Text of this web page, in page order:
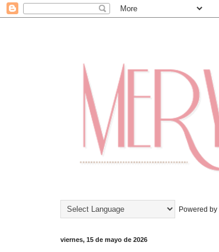
Powered by
viernes, 15 de mayo de 2026